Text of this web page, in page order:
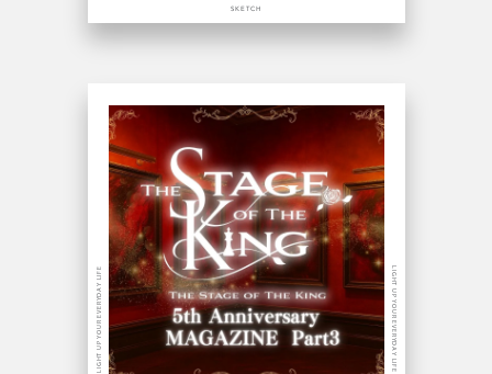
SKETCH
LIGHT UP YOUR EVERYDAY LIFE LIGHT UP YOUR EVERYDAY LIFE